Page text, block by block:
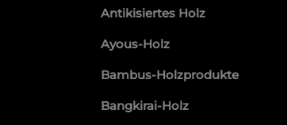
Antikisiertes Holz
Ayous-Holz
Bambus-Holzprodukte
Bangkirai-Holz